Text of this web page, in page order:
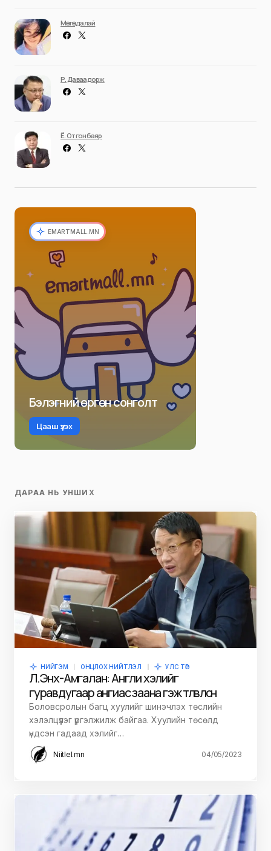
Мөнгөндалай
Р. Даваадорж
Ё. Отгонбаяр
EMARTMALL.MN
Бэлэгний өргөн сонголт
Цааш үзэх
ДАРАА НЬ УНШИХ
НИЙГЭМ ОНЦЛОХ НИЙТЛЭЛ УЛС ТӨР
Л.Энх-Амгалан: Англи хэлийг
гуравдугаар ангиас заана гэж төлөвлөсөн
Боловсролын багц хуулийг шинэчлэх төслийн
хэлэлцүүлэг үргэлжилж байгаа. Хуулийн төсөлд
үндсэн гадаад хэлийг…
Niitlel.mn 04/05/2023